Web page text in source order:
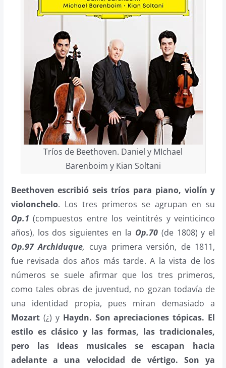
Tríos de Beethoven. Daniel y MIchael
Barenboim y Kian Soltani
Beethoven escribió seis tríos para piano, violín y
violonchelo. Los tres primeros se agrupan en su
Op.1 (compuestos entre los veintitrés y veinticinco
años), los dos siguientes en la Op.70 (de 1808) y el
Op.97 Archiduque, cuya primera versión, de 1811,
fue revisada dos años más tarde. A la vista de los
números se suele afirmar que los tres primeros,
como tales obras de juventud, no gozan todavía de
una identidad propia, pues miran demasiado a
Mozart(¿) y Haydn. Son apreciaciones tópicas. El
estilo es clásico y las formas, las tradicionales,
pero las ideas musicales se escapan hacia
adelante a una velocidad de vértigo. Son ya